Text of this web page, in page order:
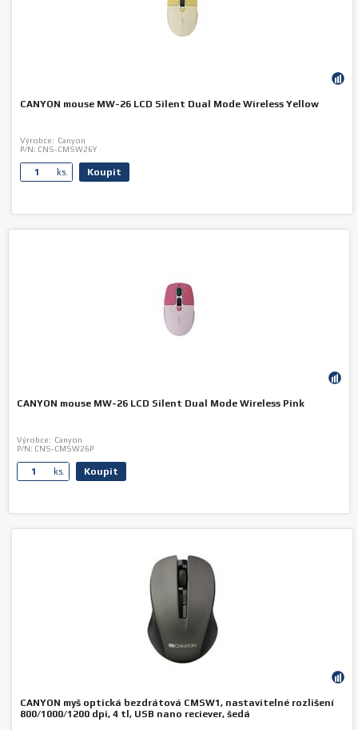
CANYON mouse MW-26 LCD Silent Dual Mode Wireless Yellow
Výrobce: Canyon
P/N: CNS-CMSW26Y
ks. Koupit
CANYON mouse MW-26 LCD Silent Dual Mode Wireless Pink
Výrobce: Canyon
P/N: CNS-CMSW26P
ks. Koupit
CANYON myš optická bezdrátová CMSW1, nastavitelné rozlišení
800/1000/1200 dpi, 4 tl, USB nano reciever, šedá